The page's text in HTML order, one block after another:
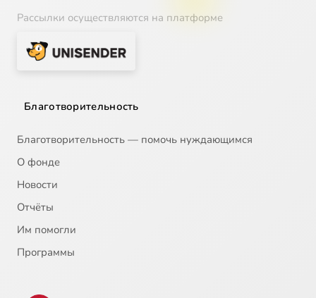
Рассылки осуществляются на платформе
Благотворительность
Благотворительность — помочь нуждающимся
О фонде
Новости
Отчёты
Им помогли
Программы